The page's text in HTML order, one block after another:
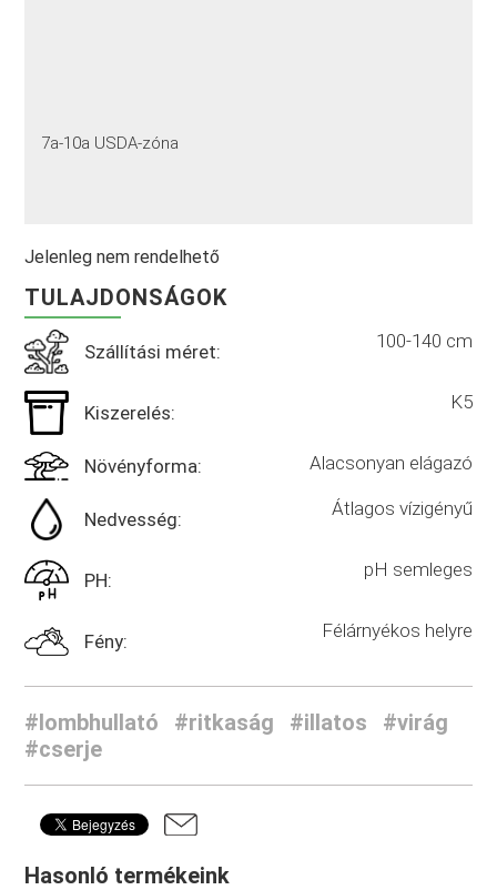
7a-10a USDA-zóna
Jelenleg nem rendelhető
TULAJDONSÁGOK
Szállítási méret: 100-140 cm
Kiszerelés: K5
Növényforma: Alacsonyan elágazó
Nedvesség: Átlagos vízigényű
PH: pH semleges
Fény: Félárnyékos helyre
#lombhullató #ritkaság #illatos
#virág
#cserje
Hasonló termékeink